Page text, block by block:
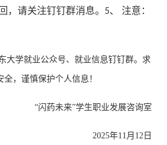
，请关注钉钉群消息。5、 注意：
大学就业公众号、就业信息钉钉群。求
，谨慎保护个人信息！
“闪药未来”学生职业发展咨询室
2025年11月12日